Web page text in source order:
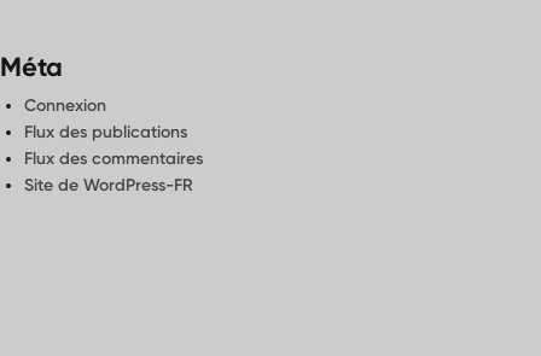
Méta
Connexion
Flux des publications
Flux des commentaires
Site de WordPress-FR